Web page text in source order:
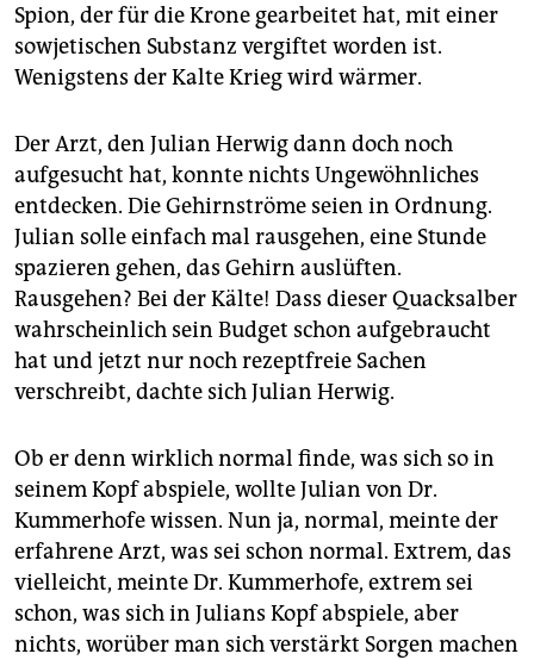
Spion, der für die Krone gearbeitet hat, mit einer
sowjetischen Substanz vergiftet worden ist.
Wenigstens der Kalte Krieg wird wärmer.
Der Arzt, den Julian Herwig dann doch noch
aufgesucht hat, konnte nichts Ungewöhnliches
entdecken. Die Gehirnströme seien in Ordnung.
Julian solle einfach mal rausgehen, eine Stunde
spazieren gehen, das Gehirn auslüften.
Rausgehen? Bei der Kälte! Dass dieser Quacksalber
wahrscheinlich sein Budget schon aufgebraucht
hat und jetzt nur noch rezeptfreie Sachen
verschreibt, dachte sich Julian Herwig.
Ob er denn wirklich normal finde, was sich so in
seinem Kopf abspiele, wollte Julian von Dr.
Kummerhofe wissen. Nun ja, normal, meinte der
erfahrene Arzt, was sei schon normal. Extrem, das
vielleicht, meinte Dr. Kummerhofe, extrem sei
schon, was sich in Julians Kopf abspiele, aber
nichts, worüber man sich verstärkt Sorgen machen